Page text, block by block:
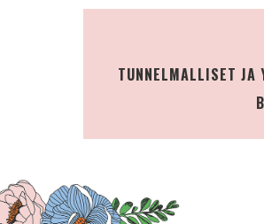
TUNNELMALLISET JA